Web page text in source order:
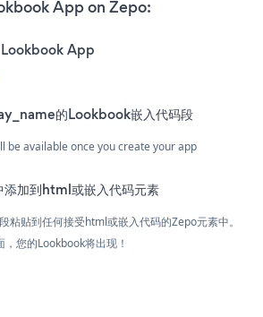
App on Zepo:
App
的Lookbook嵌入代码段
be available once you create your app
加到html或嵌入代码元素
粘贴到任何接受html或嵌入代码的Zepo元素中。
您的Lookbook将出现！